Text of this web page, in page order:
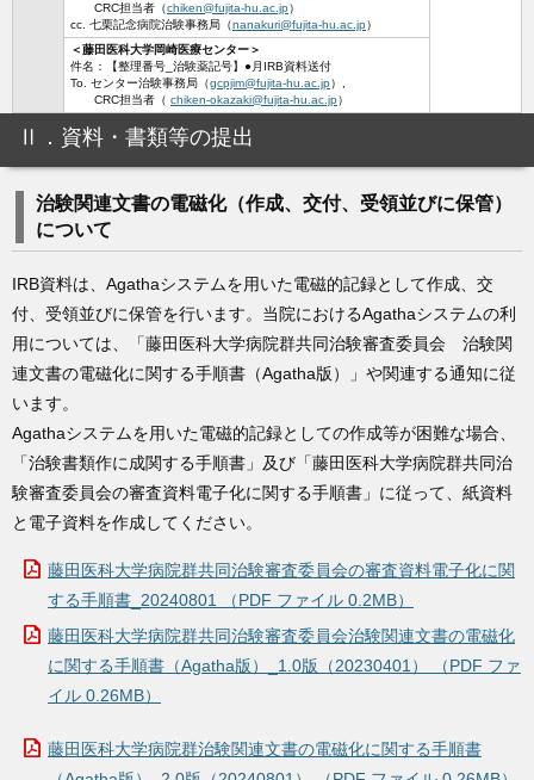
CRC担当者（chiken@fujita-hu.ac.jp）
cc. 七栗記念病院治験事務局（nanakuri@fujita-hu.ac.jp）
＜藤田医科大学岡崎医療センター＞
件名：【整理番号_治験薬記号】●月IRB資料送付
To. センター治験事務局（gcpjim@fujita-hu.ac.jp）,
CRC担当者（ chiken-okazaki@fujita-hu.ac.jp）
Ⅱ．資料・書類等の提出
治験関連文書の電磁化（作成、交付、受領並びに保管）
について
IRB資料は、Agathaシステムを用いた電磁的記録として作成、交
付、受領並びに保管を行います。当院におけるAgathaシステムの利
用については、「藤田医科大学病院群共同治験審査委員会 治験関
連文書の電磁化に関する手順書（Agatha版）」や関連する通知に従
います。
Agathaシステムを用いた電磁的記録としての作成等が困難な場合、
「治験書類作に成関する手順書」及び「藤田医科大学病院群共同治
験審査委員会の審査資料電子化に関する手順書」に従って、紙資料
と電子資料を作成してください。
藤田医科大学病院群共同治験審査委員会の審査資料電子化に関
する手順書_20240801 （PDF ファイル 0.2MB）
藤田医科大学病院群共同治験審査委員会治験関連文書の電磁化
に関する手順書（Agatha版）_1.0版（20230401） （PDF ファ
イル 0.26MB）
藤田医科大学病院群治験関連文書の電磁化に関する手順書